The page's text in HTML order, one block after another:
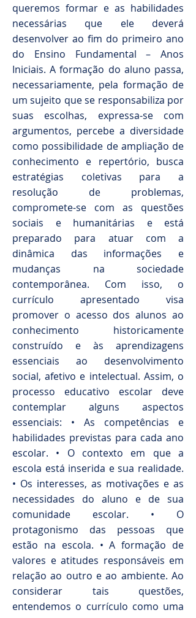
queremos formar e as habilidades
necessárias que ele deverá
desenvolver ao fim do primeiro ano
do Ensino Fundamental – Anos
Iniciais. A formação do aluno passa,
necessariamente, pela formação de
um sujeito que se responsabiliza por
suas escolhas, expressa-se com
argumentos, percebe a diversidade
como possibilidade de ampliação de
conhecimento e repertório, busca
estratégias coletivas para a
resolução de problemas,
compromete-se com as questões
sociais e humanitárias e está
preparado para atuar com a
dinâmica das informações e
mudanças na sociedade
contemporânea. Com isso, o
currículo apresentado visa
promover o acesso dos alunos ao
conhecimento historicamente
construído e às aprendizagens
essenciais ao desenvolvimento
social, afetivo e intelectual. Assim, o
processo educativo escolar deve
contemplar alguns aspectos
essenciais: • As competências e
habilidades previstas para cada ano
escolar. • O contexto em que a
escola está inserida e sua realidade.
• Os interesses, as motivações e as
necessidades do aluno e de sua
comunidade escolar. • O
protagonismo das pessoas que
estão na escola. • A formação de
valores e atitudes responsáveis em
relação ao outro e ao ambiente. Ao
considerar tais questões,
entendemos o currículo como uma